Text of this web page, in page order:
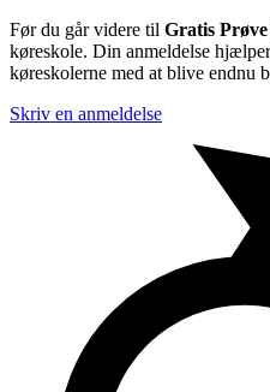
Før du går videre til Gratis Prøve
køreskole. Din anmeldelse
køreskolerne med at blive endnu
Skriv en anmeldelse